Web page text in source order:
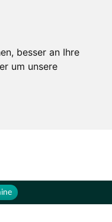
besser an Ihre
um unsere